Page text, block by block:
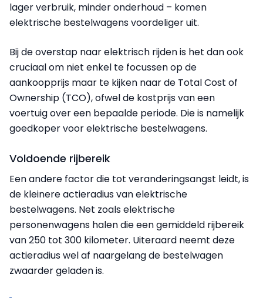
lager verbruik, minder onderhoud – komen
elektrische bestelwagens voordeliger uit.
Bij de overstap naar elektrisch rijden is het dan ook
cruciaal om niet enkel te focussen op de
aankoopprijs maar te kijken naar de Total Cost of
Ownership (TCO), ofwel de kostprijs van een
voertuig over een bepaalde periode. Die is namelijk
goedkoper voor elektrische bestelwagens.
Voldoende rijbereik
Een andere factor die tot veranderingsangst leidt, is
de kleinere actieradius van elektrische
bestelwagens. Net zoals elektrische
personenwagens halen die een gemiddeld rijbereik
van 250 tot 300 kilometer. Uiteraard neemt deze
actieradius wel af naargelang de bestelwagen
zwaarder geladen is.